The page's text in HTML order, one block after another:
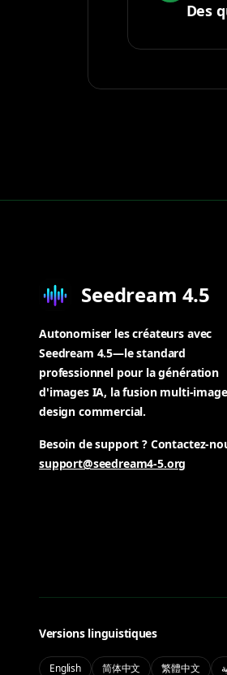
Des
Seedream 4.5
Autonomiser les créateurs avec
Seedream 4.5—le standard
professionnel pour la génération
d'images IA, la fusion multi-
design commercial.
Besoin de support ? Contactez-
support@seedream4-5.org
Versions linguistiques
English 简体中文 繁體中文